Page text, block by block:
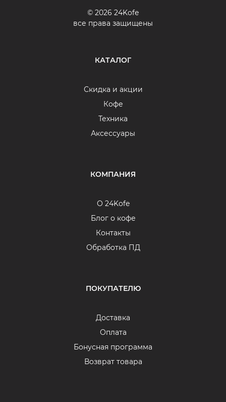
© 2026 24Kofe
все права защищены
КАТАЛОГ
Скидка и акции
Кофе
Техника
Аксессуары
КОМПАНИЯ
О 24Kofe
Блог о кофе
Контакты
Обработка ПД
ПОКУПАТЕЛЮ
Доставка
Оплата
Бонусная программа
Возврат товара